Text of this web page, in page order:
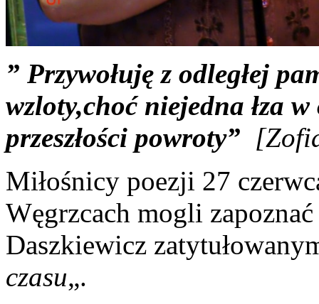
” Przywołuję z odległej
wzloty,choć niejedna łza
przeszłości powroty”
Miłośnicy poezji 27
Węgrzcach mogli
Daszkiewicz
czasu„.